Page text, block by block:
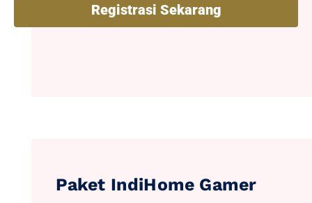
Registrasi Sekarang
Paket IndiHome Gamer